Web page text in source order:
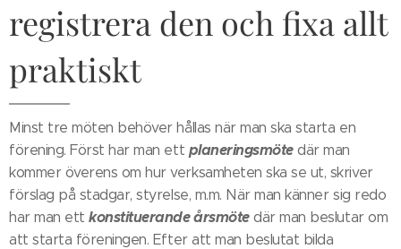
registrera den och fixa allt
praktiskt
Minst tre möten behöver hållas när man ska starta en
förening. Först har man ett planeringsmötedär man
kommer överens om hur verksamheten ska se ut, skriver
förslag på stadgar, styrelse, m.m. När man känner sig redo
har man ettkonstituerande årsmötedär man beslutar om
att starta föreningen. Efter att man beslutat bilda